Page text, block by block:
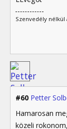
Szenvedély
#60 Petter
Hamarosan
közeli